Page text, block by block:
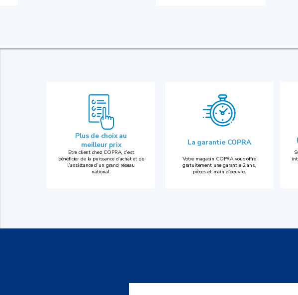
Plus de choix au
meilleur prix
Etre client chez COPRA, c’est
bénéficier de la puissance d’achat et de
l’assistance d’un grand réseau
national.
La garantie COPRA
Votre magasin COPRA vous offre
gratuitement une garantie 2 ans,
pièces et main d’oeuvre.